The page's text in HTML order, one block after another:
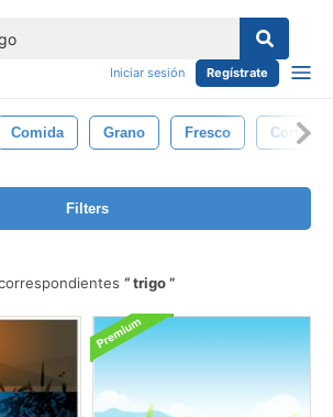
Iniciar sesión Regístrate
Comida Grano Fresco Corteza
Filters
trigo